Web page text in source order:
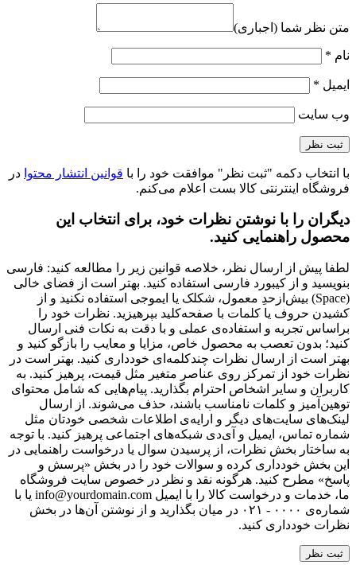
متن نظر شما (اجباری)
نام *
ایمیل *
وب‌ سایت
با انتخاب دکمه "ثبت نظر" موافقت خود را با قوانین انتشار محتوا در
فروشگاه اینترنتی کالا بست اعلام می‌کنم.
دیگران را با نوشتن نظرات خود، برای انتخاب این
محصول راهنمایی کنید.
لطفا پیش از ارسال نظر، خلاصه قوانین زیر را مطالعه کنید: فارسی
بنویسید و از کیبورد فارسی استفاده کنید. بهتر است از فضای خالی
(Space) بیش‌از‌حدِ معمول، شکلک یا ایموجی استفاده نکنید و از
کشیدن حروف یا کلمات با صفحه‌کلید بپرهیزید. نظرات خود را
براساس تجربه و استفاده‌ی عملی و با دقت به نکات فنی ارسال
کنید؛ بدون تعصب به محصول خاص، مزایا و معایب را بازگو کنید و
بهتر است از ارسال نظرات چندکلمه‌‌ای خودداری کنید. بهتر است در
نظرات خود از تمرکز روی عناصر متغیر مثل قیمت، پرهیز کنید. به
کاربران و سایر اشخاص احترام بگذارید. پیام‌هایی که شامل محتوای
توهین‌آمیز و کلمات نامناسب باشند، حذف می‌شوند. از ارسال
لینک‌های سایت‌های دیگر و ارایه‌ی اطلاعات شخصی خودتان مثل
شماره تماس، ایمیل و آی‌دی شبکه‌های اجتماعی پرهیز کنید. با توجه
به ساختار بخش نظرات، از پرسیدن سوال یا درخواست راهنمایی در
این بخش خودداری کرده و سوالات خود را در بخش «پرسش و
پاسخ» مطرح کنید. هرگونه نقد و نظر در خصوص سایت فروشگاه
ما، خدمات و درخواست کالا را با ایمیل info@yourdomain.com یا با
شماره‌ی ۰۰۰۰ - ۰۲۱ در میان بگذارید و از نوشتن آن‌ها در بخش
نظرات خودداری کنید.
ثبت نظر